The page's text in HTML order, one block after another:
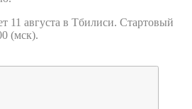
11 августа в Тбилиси. Стартовый
(мск).